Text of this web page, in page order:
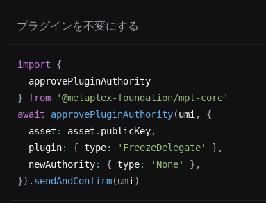
プラグインを不変にする
import
{
  approvePluginAuthority
}
from
'@metaplex-foundation/mpl-core'
await
approvePluginAuthority(umi ,
{
  asset
: asset . publicKey,
  plugin
: { type: 'FreezeDelegate' } ,
  newAuthority
: { type: 'None' } ,
}) . sendAndConfirm(umi )